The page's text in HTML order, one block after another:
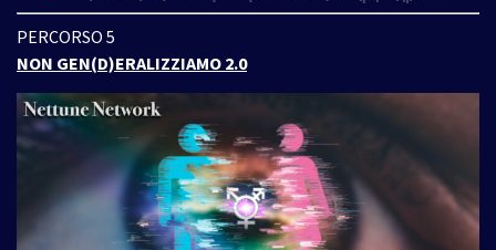
PERCORSO 5
NON GEN(D)ERALIZZIAMO 2.0